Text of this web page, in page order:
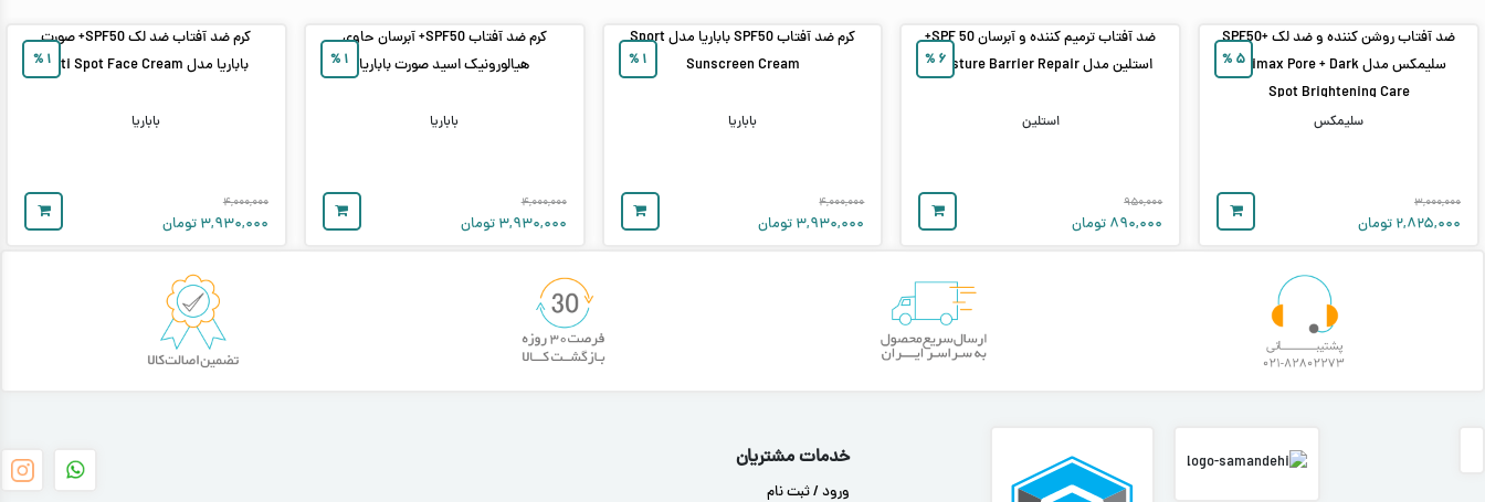
۵ %
ضد آفتاب روشن‌ کننده و ضد لک +SPF50
سلیمکس مدل Celimax Pore + Dark
Spot Brightening Care
سلیمکس
۳,۰۰۰,۰۰۰
۲,۸۲۵,۰۰۰ تومان
۶ %
ضد آفتاب ترمیم‌ کننده و آبرسان SPF 50+
استلین مدل Moisture Barrier Repair
استلین
۹۵۰,۰۰۰
۸۹۰,۰۰۰ تومان
۱ %
کرم ضد آفتاب SPF50 باباریا مدل Sport
Sunscreen Cream
باباریا
۴,۰۰۰,۰۰۰
۳,۹۳۰,۰۰۰ تومان
۱ %
کرم ضد آفتاب SPF50+ آبرسان حاوی
هیالورونیک اسید صورت باباریا
باباریا
۴,۰۰۰,۰۰۰
۳,۹۳۰,۰۰۰ تومان
۱ %
کرم ضد آفتاب ضد لک SPF50+ صورت
باباریا مدل Anti Spot Face Cream
باباریا
۴,۰۰۰,۰۰۰
۳,۹۳۰,۰۰۰ تومان
خدمات مشتریان
ورود / ثبت نام